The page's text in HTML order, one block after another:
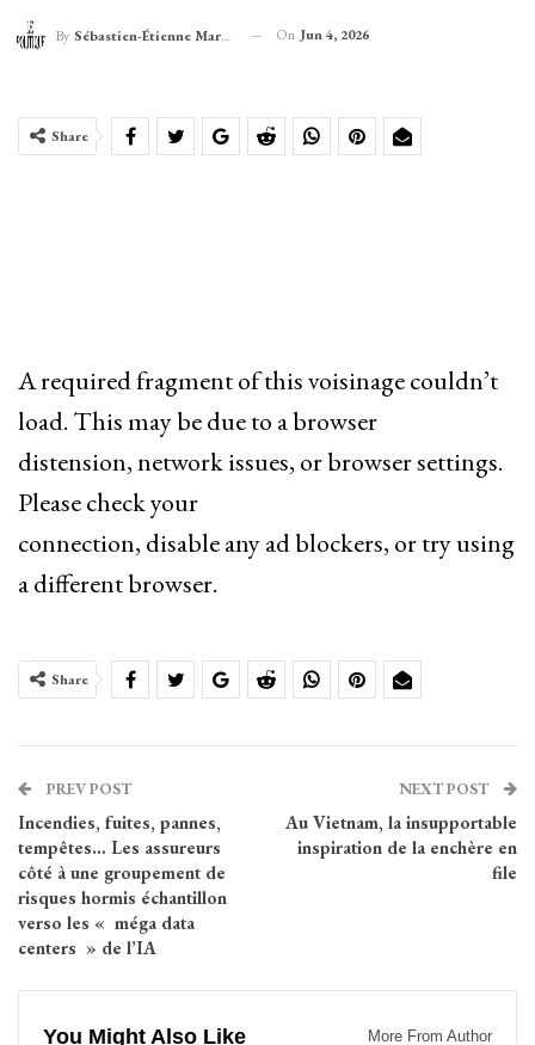
By Sébastien-Étienne Marechal On Jun 4, 2026
Share
A required fragment of this voisinage couldn’t
load. This may be due to a browser
distension, network issues, or browser settings.
Please check your
connection, disable any ad blockers, or try using
a different browser.
Share
PREV POST
Incendies, fuites, pannes,
tempêtes… Les assureurs
côté à une groupement de
risques hormis échantillon
verso les « méga data
centers » de l’IA
NEXT POST
Au Vietnam, la insupportable
inspiration de la enchère en
file
You Might Also Like More From Author